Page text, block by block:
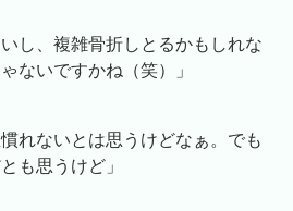
し、複雑骨折しとるかもしれな
ないですかね（笑）」
れないとは思うけどなぁ。でも
も思うけど」